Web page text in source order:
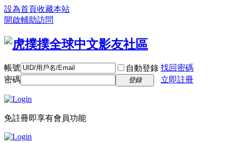
設為首頁收藏本站
開啟輔助訪問
帳號 自動登錄 找回密碼
密碼
登錄 立即註冊
免註冊即享有會員功能